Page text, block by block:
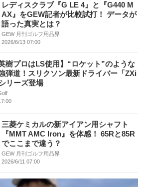
レディスクラブ『G LE 4』と『G440 M
AX』をGEW記者が比較試打！ データが
語った真実とは？
GEW 月刊ゴルフ用品界
2026/6/13 07:00
樹プロはLS使用】“ロケット”のような
弾道！スリクソン最新ドライバー「ZXi
リーズ登場
三菱ケミカルの新アイアン用シャフト
『MMT AMC Iron』を体感！ 65Rと85R
でここまで違う？
GEW 月刊ゴルフ用品界
2026/6/11 07:00